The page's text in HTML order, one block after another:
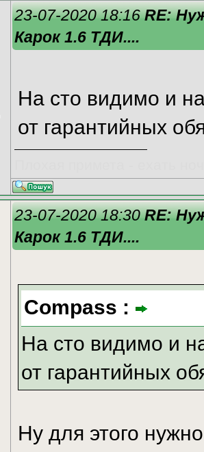
23-07-2020 18:16RE:
Карок 1.6 ТДИ....
На сто видимо и
от гарантийных
23-07-2020 18:30RE:
Карок 1.6 ТДИ....
Compass :
На сто видимо и
от гарантийных
Ну для этого